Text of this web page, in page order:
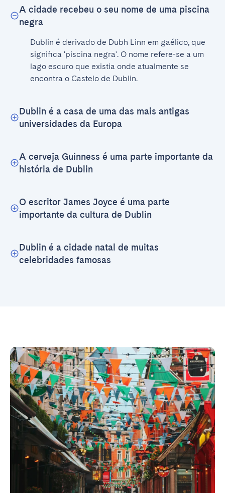
A cidade recebeu o seu nome de uma piscina
negra
Dublin é derivado de Dubh Linn em gaélico, que
significa 'piscina negra'. O nome refere-se a um
lago escuro que existia onde atualmente se
encontra o Castelo de Dublin.
Dublin é a casa de uma das mais antigas
universidades da Europa
A cerveja Guinness é uma parte importante da
história de Dublin
O escritor James Joyce é uma parte
importante da cultura de Dublin
Dublin é a cidade natal de muitas
celebridades famosas